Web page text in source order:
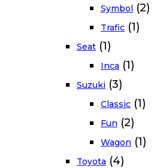
Symbol (2)
Trafic (1)
Seat (1)
Inca (1)
Suzuki (3)
Classic (1)
Fun (2)
Wagon (1)
Toyota (4)